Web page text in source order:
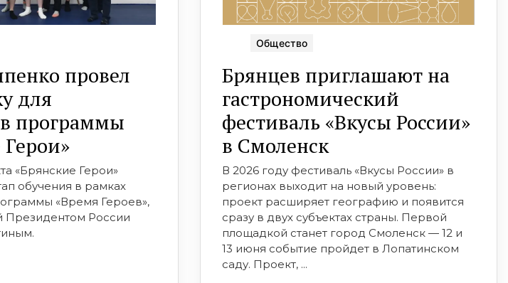
провел
для
программы
«Брянские Герои»
обучения в рамках
«Время Героев»,
Президентом России
Общество
Брянцев приглашают на
гастрономический
фестиваль «Вкусы России»
в Смоленск
В 2026 году фестиваль «Вкусы России» в
регионах выходит на новый уровень:
проект расширяет географию и появится
сразу в двух субъектах страны. Первой
площадкой станет город Смоленск — 12 и
13 июня событие пройдет в Лопатинском
саду. Проект, ...